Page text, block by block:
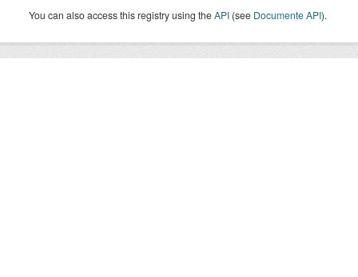
You can also access this registry using theAPI (see Documente API).